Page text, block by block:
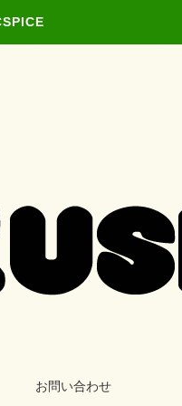
お問い合わせ